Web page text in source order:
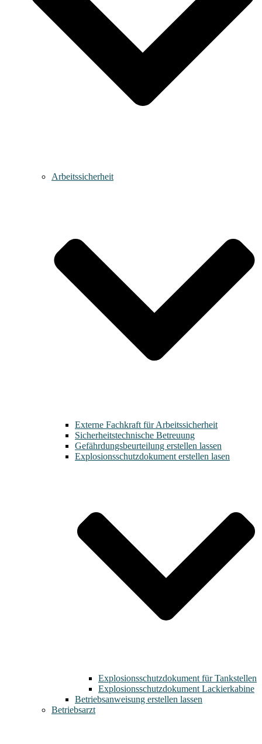
Arbeitssicherheit
Externe Fachkraft für Arbeitssicherheit
Sicherheitstechnische Betreuung
Gefährdungsbeurteilung erstellen lassen
Explosionsschutzdokument erstellen lasen
Explosionsschutzdokument für Tankstellen
Explosionsschutzdokument Lackierkabine
Betriebsanweisung erstellen lassen
Betriebsarzt